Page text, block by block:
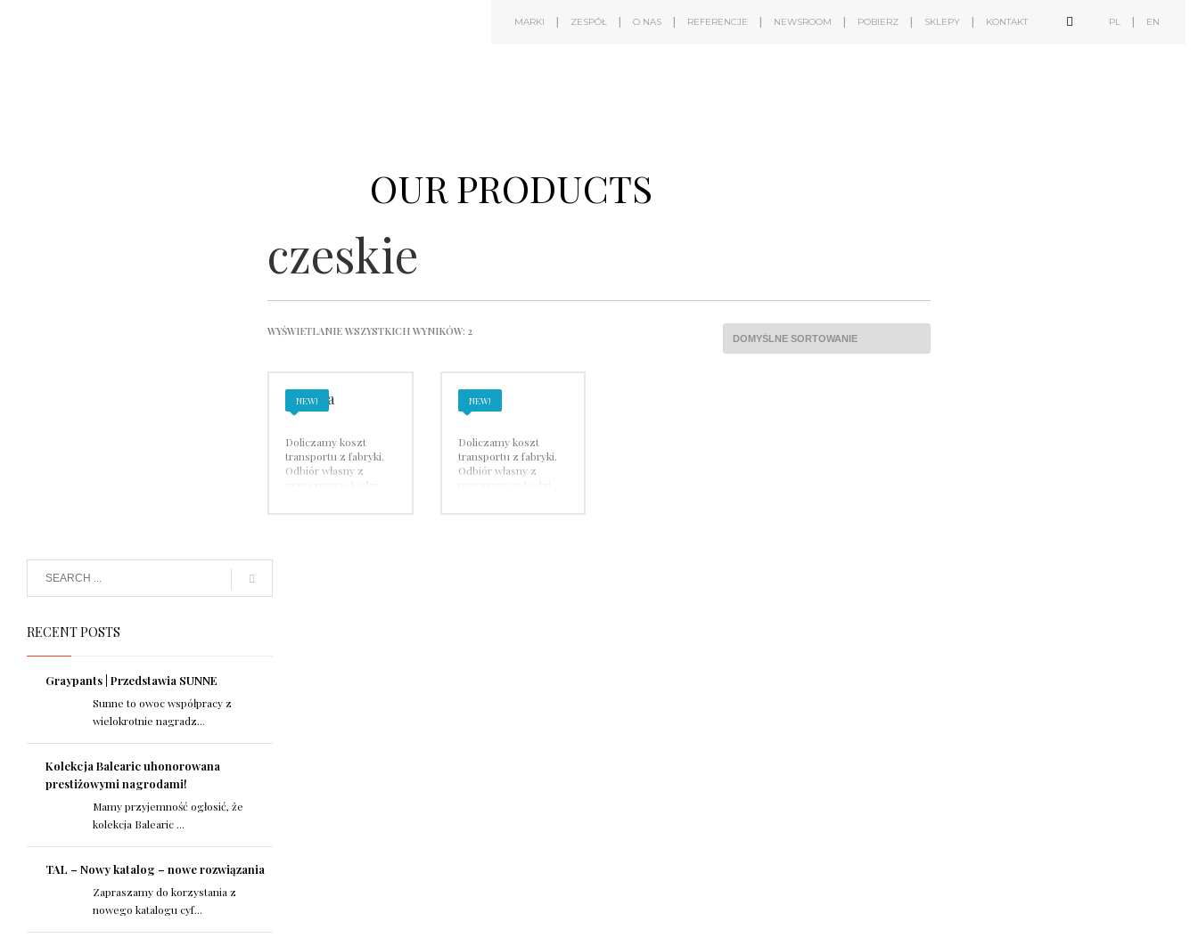
MARKI ZESPÓŁ O NAS REFERENCJE NEWSROOM POBIERZ SKLEPY KONTAKT PL EN
OUR PRODUCTS
czeskie
WYŚWIETLANIE WSZYSTKICH WYNIKÓW: 2
NEW!
Bomma
Doliczamy koszt
transportu z fabryki.
Odbiór własny z
magazynu w Łodzi
NEW!
Brokis
Doliczamy koszt
transportu z fabryki.
Odbiór własny z
magazynu w Łodzi
RECENT POSTS
Graypants | Przedstawia SUNNE
Sunne to owoc współpracy z
wielokrotnie nagradz...
Kolekcja Balearic uhonorowana
prestiżowymi nagrodami!
Mamy przyjemność ogłosić, że
kolekcja Balearic ...
TAL – Nowy katalog – nowe rozwiązania
Zapraszamy do korzystania z
nowego katalogu cyf...